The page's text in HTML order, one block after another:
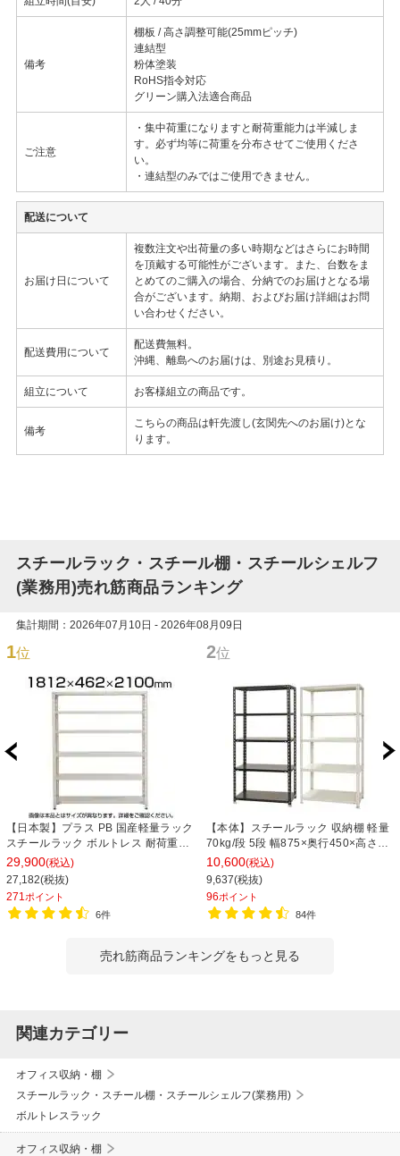
備考
棚板 / 高さ調整可能(25mmピッチ)
連結型
粉体塗装
RoHS指令対応
グリーン購入法適合商品
ご注意
・集中荷重になりますと耐荷重能力は半減しま
す。必ず均等に荷重を分布させてご使用くださ
い。
・連結型のみではご使用できません。
配送について
お届け日について
複数注文や出荷量の多い時期などはさらにお時間
を頂戴する可能性がございます。また、台数をま
とめてのご購入の場合、分納でのお届けとなる場
合がございます。納期、およびお届け詳細はお問
い合わせください。
配送費用について
配送費無料。
沖縄、離島へのお届けは、別途お見積り。
組立について お客様組立の商品です。
備考
こちらの商品は軒先渡し(玄関先へのお届け)とな
ります。
スチールラック・スチール棚・スチールシェルフ
(業務用)売れ筋商品ランキング
集計期間：2026年07月10日 - 2026年08月09日
1位
【日本製】プラス PB 国産軽量ラック
スチールラック ボルトレス 耐荷重
150kg/段 天地6段 幅1812×奥行462×
高さ2100mm スチール棚 スチールシ
ェルフ 収納棚 オープンラック 収納ラ
ック
29,900(税込)
27,182(税抜)
271 ポイント
6件
2位
【本体】スチールラック 収納棚 軽量
70kg/段 5段 幅875×奥行450×高さ
1800mm 【ホワイト・ブラック】
10,600(税込)
9,637(税抜)
96ポイント
84件
売れ筋商品ランキングをもっと見る
関連カテゴリー
オフィス収納・棚
スチールラック・スチール棚・スチールシェルフ(業務用)
ボルトレスラック
オフィス収納・棚